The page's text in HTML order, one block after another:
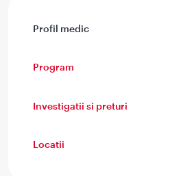
Profil medic
Program
Investigatii si preturi
Locatii